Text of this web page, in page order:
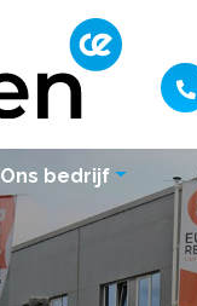
Ons bedrijf